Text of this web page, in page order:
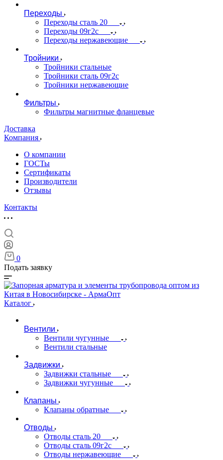
Переходы
Переходы сталь 20
Переходы 09г2с
Переходы нержавеющие
Тройники
Тройники стальные
Тройники сталь 09г2с
Тройники нержавеющие
Фильтры
Фильтры магнитные фланцевые
Доставка
Компания
О компании
ГОСТы
Сертификаты
Производители
Отзывы
Контакты
0
Подать заявку
Каталог
Вентили
Вентили чугунные
Вентили стальные
Задвижки
Задвижки стальные
Задвижки чугунные
Клапаны
Клапаны обратные
Отводы
Отводы сталь 20
Отводы сталь 09г2с
Отводы нержавеющие